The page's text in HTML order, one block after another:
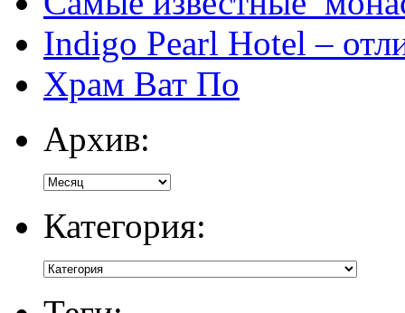
Indigo Pearl Hotel –
Храм Ват По
Архив:
Категория: